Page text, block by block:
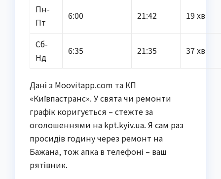
Пн-
Пт
6:00 21:42 19 хв
Сб-
Нд
6:35 21:35 37 хв
Дані з Moovitapp.com та КП
«Київпастранс». У свята чи ремонти
графік коригується – стежте за
оголошеннями на kpt.kyiv.ua. Я сам раз
просидів годину через ремонт на
Бажана, тож апка в телефоні – ваш
рятівник.